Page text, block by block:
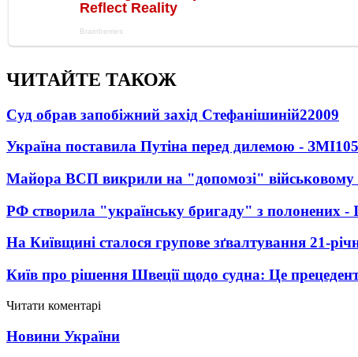
ЧИТАЙТЕ ТАКОЖ
Суд обрав запобіжний захід Стефанішиній22009
Україна поставила Путіна перед дилемою - ЗМІ
Майора ВСП викрили на "допомозі"
РФ створила "українську бригаду" з полонених -
На Київщині сталося групове зґвалтування 21-
Київ про рішення Швеції щодо судна: Це
Читати коментарі
Новини України